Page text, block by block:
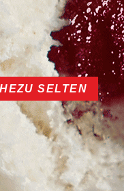
SELTEN